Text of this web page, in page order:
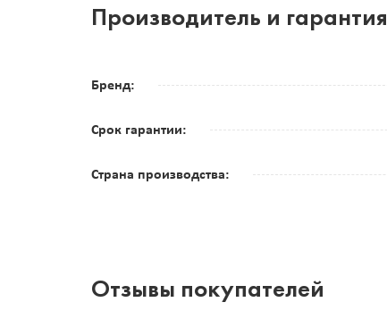
Производитель и гарантия
Бренд:
Срок гарантии:
Страна производства:
Отзывы покупателей